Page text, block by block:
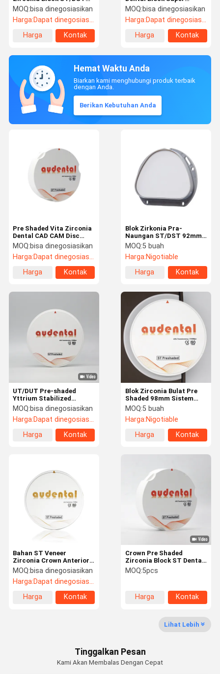
Rumah
Kami
Kontrol
Hubungi
Kasus
Zirconia Translucence
Tinggi 43% ISO
MOQ:bisa dinegosiasikan
Harga:Dapat dinegosiasikan
Harga
Kontak
Translucence Bahan CAD
/ CAM
MOQ:bisa dinegosiasikan
Harga:Dapat dinegosiasikan
Harga
Kontak
Hemat Waktu Anda
Biarkan kami menghubungi produk terbaik
dengan Anda.
Berikan Kebutuhan Anda
Blok Zirkonia Pra-
Naungan ST/DST 92mm
Zirkonia Bentuk D Amann
Girrbach
MOQ:5 buah
Harga:Nigotiable
Harga
Kontak
Pre Shaded Vita Zirconia
Dental CAD CAM Disc
ST/DST Super
Translucence
MOQ:bisa dinegosiasikan
Harga:Dapat dinegosiasikan
Harga
Kontak
Blok Zirconia Bulat Pre
Shaded 98mm Sistem
CAD CAM Wieland
MOQ:5 buah
Harga:Nigotiable
Harga
Kontak
UT/DUT Pre-shaded
Yttrium Stabilized
Zirconia Vita Ultra
Translucency
MOQ:bisa dinegosiasikan
Harga:Dapat dinegosiasikan
Harga
Kontak
Crown Pre Shaded
Zirconia Block ST Dental
CAD CAM Vita14 FDA
MOQ:5pcs
Harga
Kontak
Bahan ST Veneer
Zirconia Crown Anterior
Teeth Lab Super
Translucency
MOQ:bisa dinegosiasikan
Harga:Dapat dinegosiasikan
Harga
Kontak
Lihat Lebih
Tinggalkan Pesan
Kami Akan Membalas Dengan Cepat